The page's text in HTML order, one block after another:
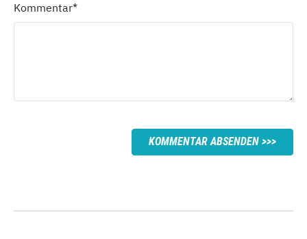
Kommentar*
KOMMENTAR ABSENDEN